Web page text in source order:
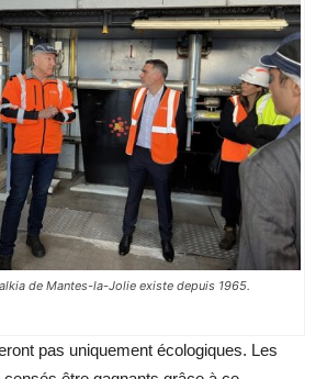
de Mantes-la-Jolie existe depuis 1965.
pas uniquement écologiques. Les